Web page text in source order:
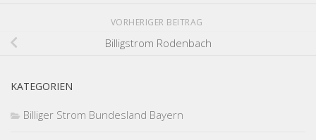
VORHERIGER BEITRAG
Billigstrom Rodenbach
KATEGORIEN
Billiger Strom Bundesland Bayern